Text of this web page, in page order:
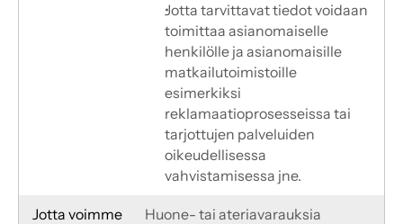
Jotta tarvittavat tiedot voidaan
toimittaa asianomaiselle
henkilölle ja asianomaisille
matkailutoimistoille
esimerkiksi
reklamaatioprosesseissa tai
tarjottujen palveluiden
oikeudellisessa
vahvistamisessa jne.
Jotta voimme
Huone- tai ateriavarauksia